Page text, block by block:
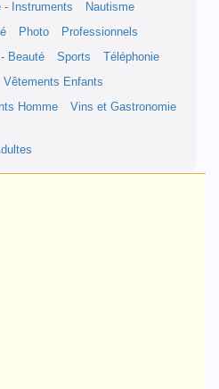
- Instruments
Nautisme
Photo
Professionnels
Beauté Sports
Téléphonie
Vêtements Enfants
Homme Vins et Gastronomie